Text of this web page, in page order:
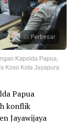
Perbesar
Kapolda Papua,
Koso Kota Jayapura.
Papua
konflik
Jayawijaya